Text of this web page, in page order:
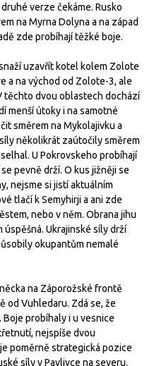
verze čekáme. Rusko
na Myrna Dolyna a na západ
zde probíhají těžké boje.
uzavřít kotel kolem Zolote
a na východ od Zolote-3, ale
těchto dvou oblastech dochází
menší útoky i na samotné
směrem na Mykolajivku a
několikrát zaútočily směrem
U Pokrovskeho probíhají
pevně drží. O kus jižněji se
nejsme si jistí aktuálním
tlačí k Semyhirji a ani zde
nebo v něm. Obrana jihu
Ukrajinské síly drží
okupantům nemalé
na Záporožské frontě
od Vuhledaru. Zdá se, že
Boje probíhaly i u vesnice
nejspíše dvou
poměrně strategická pozice
síly v Pavlivce na severu.